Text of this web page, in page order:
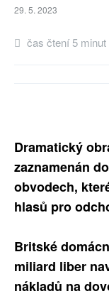
RUBRIKY
PLNÁ VERZE
29. 5. 2023
čas čtení 5 minut
Dramatický
zaznamenán
obvodech,
hlasů pro
Britské
miliard liber
nákladů na